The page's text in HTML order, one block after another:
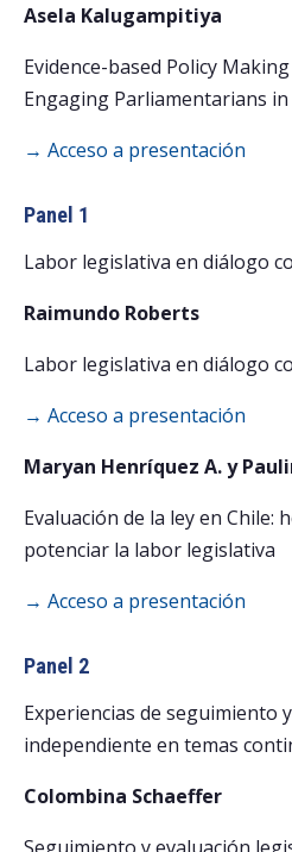
Asela Kalugampitiya
Evidence-based Policy
Engaging Parliamentarians
→ Acceso a presentación
Panel 1
Labor legislativa en diálogo
Raimundo Roberts
Labor legislativa en diálogo
→ Acceso a presentación
Maryan Henríquez A. y
Evaluación de la ley en Chile:
potenciar la labor legislativa
→ Acceso a presentación
Panel 2
Experiencias de seguimiento
independiente en temas
Colombina Schaeffer